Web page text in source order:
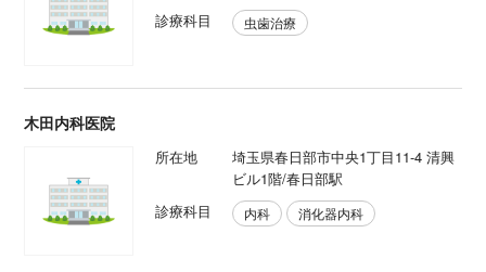
診療科目
虫歯治療
木田内科医院
所在地
埼玉県春日部市中央1丁目11-4 清興
ビル1階/春日部駅
診療科目
内科 消化器内科